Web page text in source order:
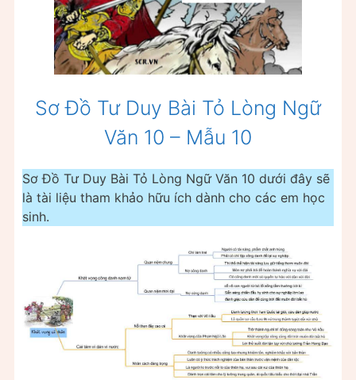
Sơ Đồ Tư Duy Bài Tỏ Lòng Ngữ
Văn 10 – Mẫu 10
Sơ Đồ Tư Duy Bài Tỏ Lòng Ngữ Văn 10 dưới đây sẽ
là tài liệu tham khảo hữu ích dành cho các em học
sinh.